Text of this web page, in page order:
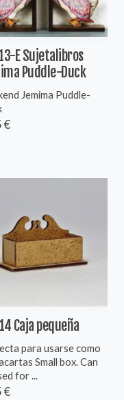
13-E Sujetalibros
Puddle-Duck
Jemima Puddle-
€
14 Caja pequeña
para usarse como
Small box. Can
for ...
€